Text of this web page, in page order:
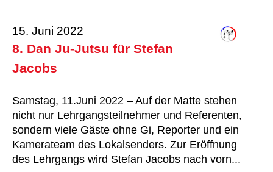
15. Juni 2022
8. Dan Ju-Jutsu für Stefan
Jacobs
Samstag, 11.Juni 2022 – Auf der Matte stehen
nicht nur Lehrgangsteilnehmer und Referenten,
sondern viele Gäste ohne Gi, Reporter und ein
Kamerateam des Lokalsenders. Zur Eröffnung
des Lehrgangs wird Stefan Jacobs nach vorn...